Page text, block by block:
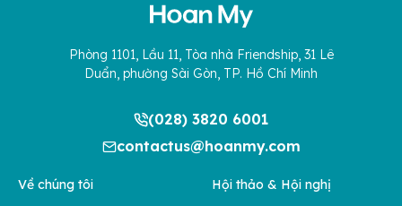
Phòng 1101, Lầu 11, Tòa nhà Friendship, 31 Lê
Duẩn, phường Sài Gòn, TP. Hồ Chí Minh
(028) 3820 6001
contactus@hoanmy.com
Về chúng tôi Hội thảo & Hội nghị